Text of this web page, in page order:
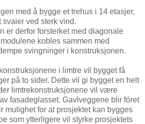
med å bygge et trehus i 14 etasjer,
ved sterk vind.
er derfor forsterket med diagonale
kobles sammen med
svingninger i konstruksjonen.
i limtre vil bygget få
på to sider. Dette vil gi bygget en helt
limtrekonstruksjonene vil være
fasadeglasset. Gavlveggene blir fóret
mulighet for at prosjektet kan bygges
som ytterligere vil styrke prosjektets